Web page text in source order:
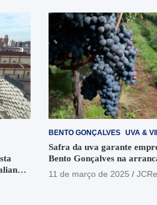
BENTO GONÇALVES UVA &
Safra da uva garante
Bento Gonçalves na
11 de março de 2025